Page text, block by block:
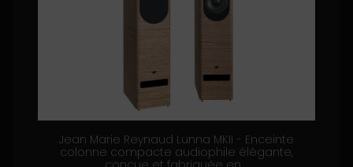
Jean Marie Reynaud Lunna MKII - Enceinte
colonne compacte audiophile élégante,